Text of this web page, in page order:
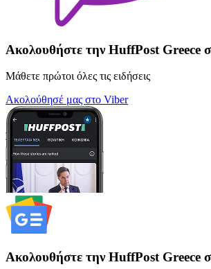
Ακολουθήστε την HuffPost Greece
Μάθετε πρώτοι όλες τις ειδήσεις
Ακολούθησέ μας στο Viber
Ακολουθήστε την HuffPost Greece